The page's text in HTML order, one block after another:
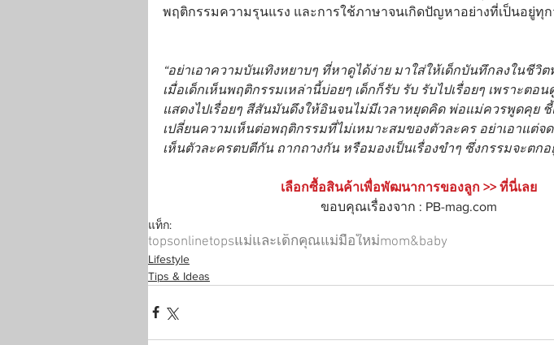
พฤติกรรมความรุนแรง และการใช้ภาษาจนเกิดปัญหาอย่างที่เป็นอยู่ทุ
“อย่าเอาความบันเทิงหยาบๆ ที่หาดูได้ง่าย มาใส่ให้เด็กบันทึกลงในชีวิต
เมื่อเด็กเห็นพฤติกรรมเหล่านี้บ่อยๆ เด็กก็รับ รับ รับไปเรื่อยๆ เพราะตอ
แสดงไปเรื่อยๆ สีสันมันดึงให้อินจนไม่มีเวลาหยุดคิด พ่อแม่ควรพูดคุย
เปลี่ยนความเห็นต่อพฤติกรรมที่ไม่เหมาะสมของตัวละคร อย่าเอาแต่จ
เห็นตัวละครตบตีกัน ถากถางกัน หรือมองเป็นเรื่องขำๆ ซึ่งกรรมจะตกอ
เลือกซื้อสินค้าเพื่อพัฒนาการของลูก >> ที่นี่เลย
ขอบคุณเรื่องจาก : PB-mag.com
แท็ก:
topsonlinetopsแม่และเด็กคุณแม่มือใหม่mom&baby
Lifestyle
Tips & Ideas